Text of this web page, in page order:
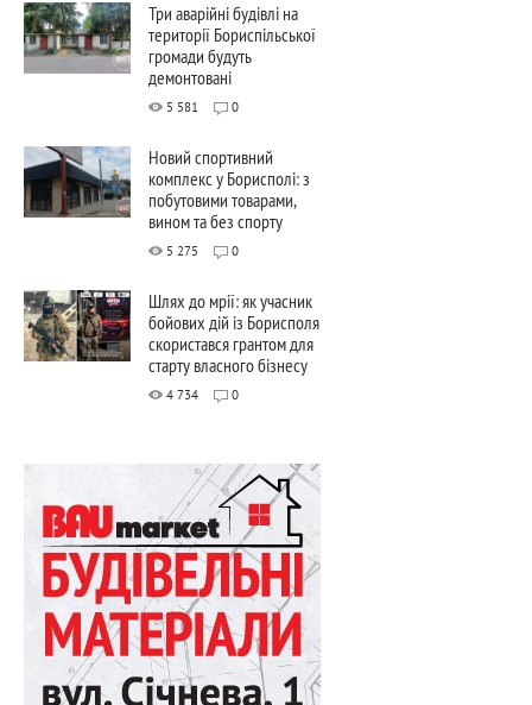
Три аварійні будівлі на
території Бориспільської
громади будуть
демонтовані
5 581 0
Новий спортивний
комплекс у Борисполі: з
побутовими товарами,
вином та без спорту
5 275 0
Шлях до мрії: як учасник
бойових дій із Борисполя
скористався грантом для
старту власного бізнесу
4 734 0